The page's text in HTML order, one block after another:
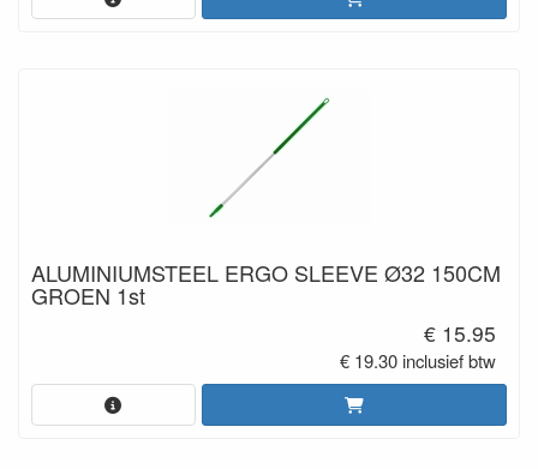
ALUMINIUMSTEEL ERGO SLEEVE Ø32 150CM
GROEN 1st
€ 15.95
€ 19.30 inclusief btw